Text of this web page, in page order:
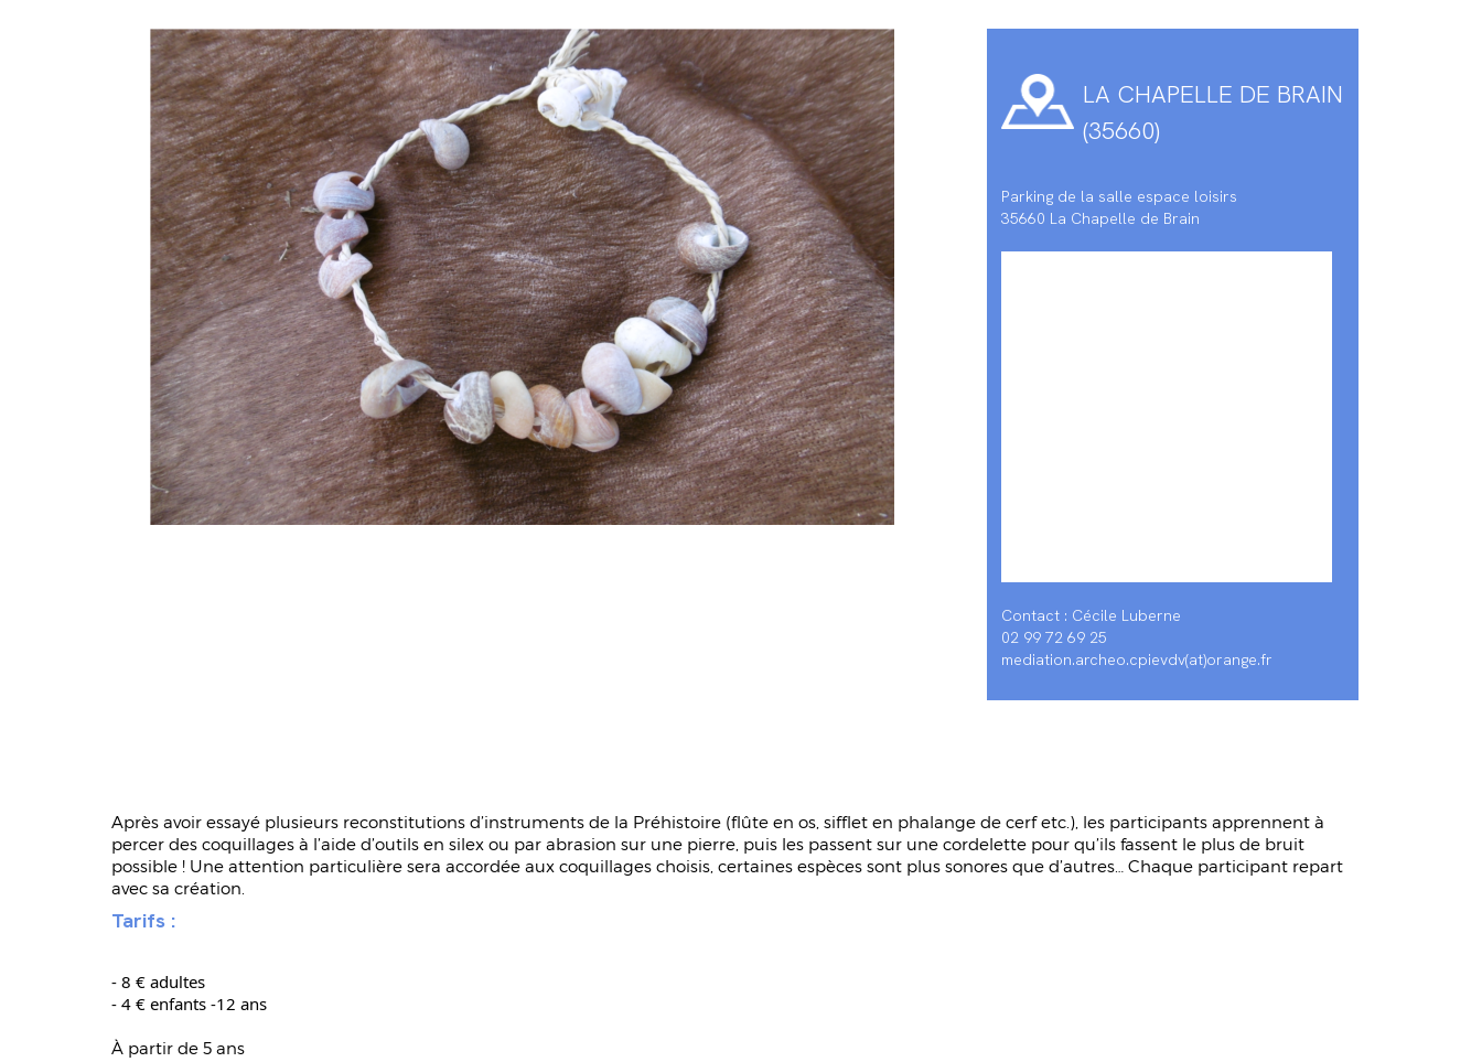
LA CHAPELLE DE BRAIN
(35660)
Parking de la salle espace loisirs
35660 La Chapelle de Brain
Contact : Cécile Luberne
02 99 72 69 25
mediation.archeo.cpievdv(at)orange.fr
Après avoir essayé plusieurs reconstitutions d’instruments de la Préhistoire (flûte en os, sifflet en phalange de cerf etc.), les participants apprennent à
percer des coquillages à l’aide d’outils en silex ou par abrasion sur une pierre, puis les passent sur une cordelette pour qu’ils fassent le plus de bruit
possible ! Une attention particulière sera accordée aux coquillages choisis, certaines espèces sont plus sonores que d’autres… Chaque participant repart
avec sa création.
Tarifs :
- 8 € adultes
- 4 € enfants -12 ans
À partir de 5 ans